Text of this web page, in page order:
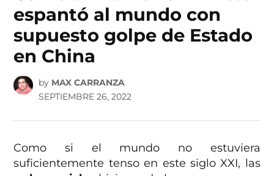
espantó al mundo con
supuesto golpe de Estado
en China
by MAX CARRANZA
SEPTIEMBRE 26, 2022
Como si el mundo no estuviera
suficientemente tenso en este siglo XXI, las